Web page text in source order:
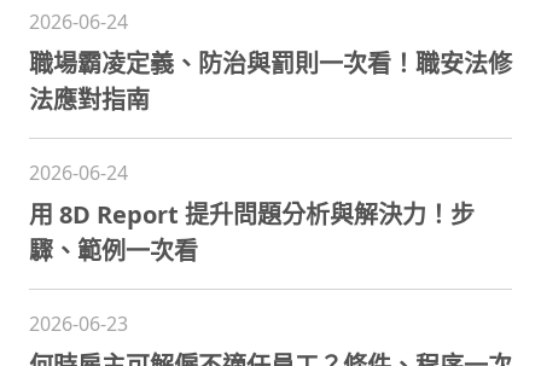
2026-06-24
職場霸凌定義、防治與罰則一次看！職安法修
法應對指南
2026-06-24
用 8D Report 提升問題分析與解決力！步
驟、範例一次看
2026-06-23